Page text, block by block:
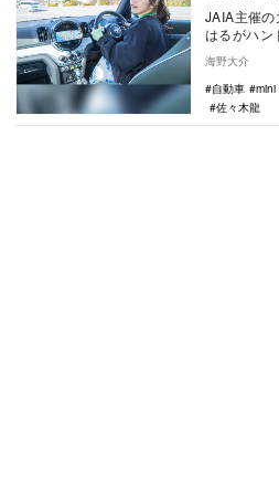
JAIA主催
はるがハン
ジ』…
海野大介
自動車
mini
佐々木龍